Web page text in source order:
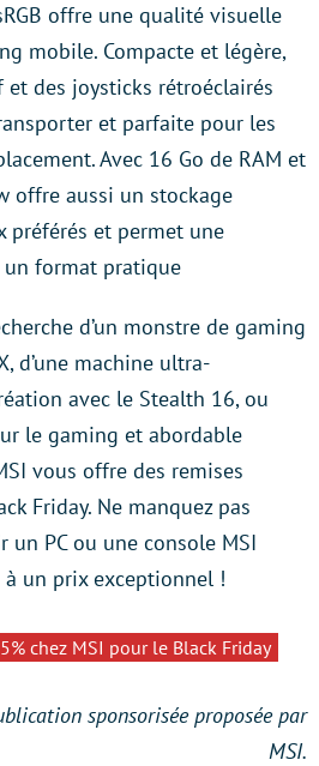
offre une qualité visuelle
mobile. Compacte et légère,
des joysticks rétroéclairés
et parfaite pour les
Avec 16 Go de RAM et
offre aussi un stockage
préférés et permet une
format pratique
d’un monstre de gaming
d’une machine ultra-
avec le Stealth 16, ou
le gaming et abordable
vous offre des remises
Friday. Ne manquez pas
un PC ou une console MSI
un prix exceptionnel !
chez MSI pour le Black Friday
sponsorisée proposée par
MSI.